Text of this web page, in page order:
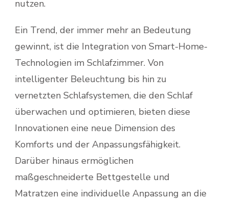
nutzen.
Ein Trend, der immer mehr an Bedeutung
gewinnt, ist die Integration von Smart-Home-
Technologien im Schlafzimmer. Von
intelligenter Beleuchtung bis hin zu
vernetzten Schlafsystemen, die den Schlaf
überwachen und optimieren, bieten diese
Innovationen eine neue Dimension des
Komforts und der Anpassungsfähigkeit.
Darüber hinaus ermöglichen
maßgeschneiderte Bettgestelle und
Matratzen eine individuelle Anpassung an die